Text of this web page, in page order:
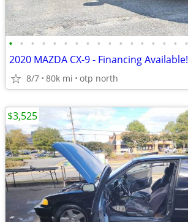
• • • • • • • • • • • • • • • • •
2020 MAZDA CX-9 - Financing Available!
8/7 80k mi otp north
$3,525